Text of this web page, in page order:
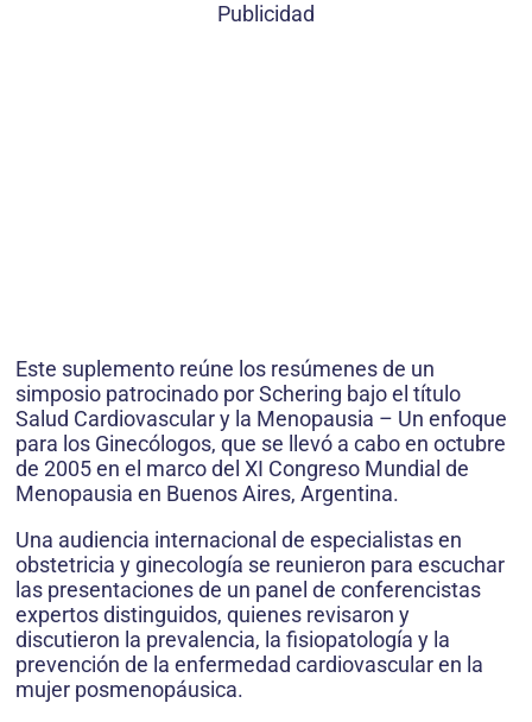
Publicidad
Este suplemento reúne los resúmenes de un
simposio patrocinado por Schering bajo el título
Salud Cardiovascular y la Menopausia – Un enfoque
para los Ginecólogos, que se llevó a cabo en octubre
de 2005 en el marco del XI Congreso Mundial de
Menopausia en Buenos Aires, Argentina.
Una audiencia internacional de especialistas en
obstetricia y ginecología se reunieron para escuchar
las presentaciones de un panel de conferencistas
expertos distinguidos, quienes revisaron y
discutieron la prevalencia, la fisiopatología y la
prevención de la enfermedad cardiovascular en la
mujer posmenopáusica.